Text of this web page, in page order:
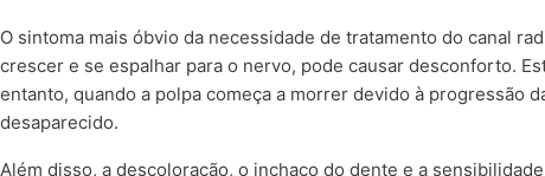
O sintoma mais óbvio da necessidade de tratamento do canal
crescer e se espalhar para o nervo, pode causar desconforto.
entanto, quando a polpa começa a morrer devido à progressão
desaparecido.
Além disso, a descoloração, o inchaço do dente e a